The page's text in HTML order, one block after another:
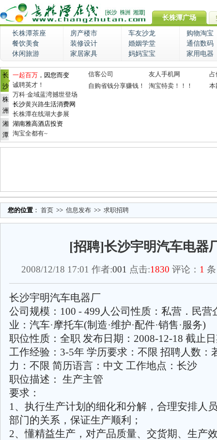
长株潭广场
长株潭茶座 房产楼市 车友沙龙
购物淘宝
餐饮美食
装修设计 婚姻学堂
通信数码
休闲旅游
家居家具 妈妈宝宝 家用电器
长
沙
株
洲
湘
潭
一起百万 ，因您而变
诚聘英才！
万科·金域蓝湾撼世登场
长沙黄兴路生活消费网
长株潭在线湖大参展
湖南雅高酒店投资
淘宝全都有~
信客公司 友人手机网
占
自购省钱分享赚钱！
淘宝特卖！！！ 本
您的位置 ： 首页 >> 信息发布 >> 求职招聘
[招聘]长沙宇明汽车电器
2008/12/18 17:01 作者:001 点击:1830 评论： 1
长沙宇明汽车电器厂
公司规模：100 - 499人公司性质：私营．民营
业：汽车·摩托车(制造·维护·配件·销售·服务)
职位性质：全职 发布日期：2008-12-18 截止
工作经验：3-5年 学历要求：不限 招聘人数：
力：不限 简历语言：中文 工作地点：长沙
职位描述： 生产主管
要求：
1、执行生产计划的细化和分解，合理安排人
部门的关系，保证生产顺利；
2、懂精益生产，对产品质量、交货期、生产